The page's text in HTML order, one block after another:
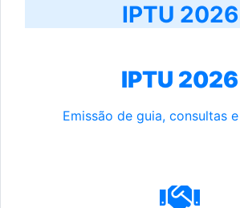
IPTU 2026
IPTU 2026
Emissão de guia, consultas